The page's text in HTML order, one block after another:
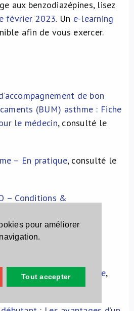
pour améliorer
Tout accepter
aux benzodiazépines, lisez
février 2023. Un e-learning
afin de vous exercer.
de bon
(BUM) asthme : Fiche
le médecin, consulté le
– En pratique, consulté le
– Conditions &
de démarrage Diabète
2024.
médication : En pratique,
2024.